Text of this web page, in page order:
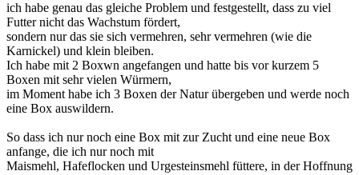
ich habe genau das gleiche Problem und festgestellt, dass zu viel
Futter nicht das Wachstum fördert,
sondern nur das sie sich vermehren, sehr vermehren (wie die
Karnickel) und klein bleiben.
Ich habe mit 2 Boxwn angefangen und hatte bis vor kurzem 5
Boxen mit sehr vielen Würmern,
im Moment habe ich 3 Boxen der Natur übergeben und werde noch
eine Box auswildern.
So dass ich nur noch eine Box mit zur Zucht und eine neue Box
anfange, die ich nur noch mit
Maismehl, Hafeflocken und Urgesteinsmehl füttere, in der Hoffnung